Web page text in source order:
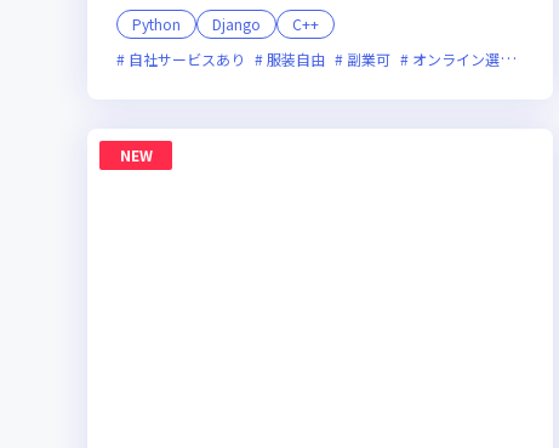
Python
Django
C++
自社サービスあり
服装自由 副業可 オンライン選考可
NEW